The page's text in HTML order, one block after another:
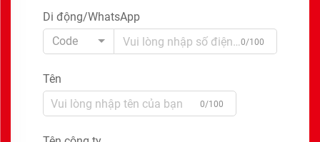
Di động/WhatsApp
Code
0/100
Tên
0/100